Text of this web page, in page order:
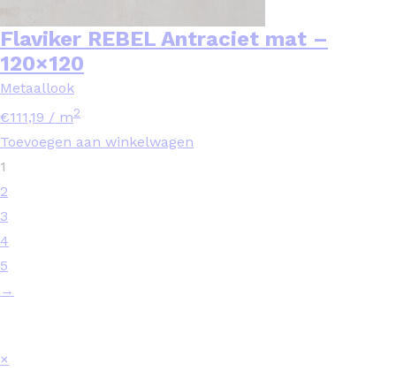
Flaviker REBEL Antraciet mat –
120×120
Metaallook
€111,19 / m2
Toevoegen aan winkelwagen
1
2
3
4
5
→
×